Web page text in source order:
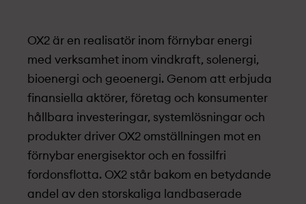
OX2 är en realisatör inom förnybar energi
med verksamhet inom vindkraft, solenergi,
bioenergi och geoenergi. Genom att erbjuda
finansiella aktörer, företag och konsumenter
hållbara investeringar, systemlösningar och
produkter driver OX2 omställningen mot en
förnybar energisektor och en fossilfri
fordonsflotta. OX2 står bakom en betydande
andel av den storskaliga landbaserade